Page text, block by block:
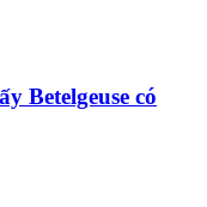
Betelgeuse có